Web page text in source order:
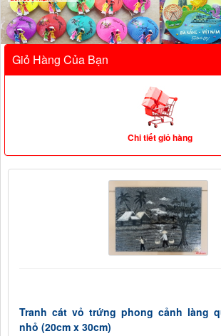
Giỏ Hàng Của Bạn
Chi tiết giỏ hàng
Tranh cát vỏ trứng phong cảnh làng
nhỏ (20cm x 30cm)